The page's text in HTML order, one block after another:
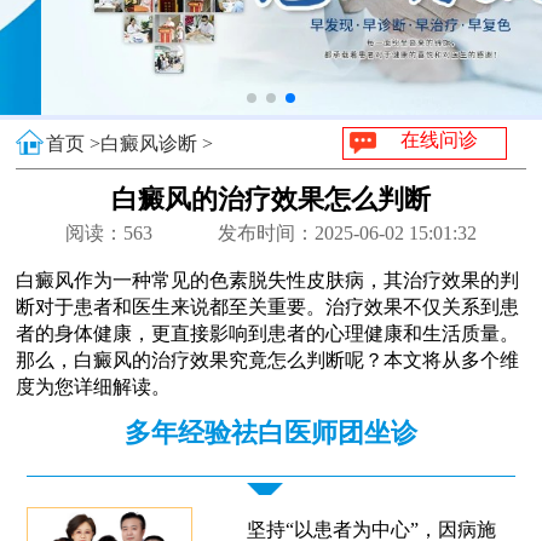
首页 >白癜风诊断 > 在线问诊
白癜风的治疗效果怎么判断
阅读： 563 发布时间：2025-06-02 15:01:32
白癜风作为一种常见的色素脱失性皮肤病，其治疗效果的判
断对于患者和医生来说都至关重要。治疗效果不仅关系到患
者的身体健康，更直接影响到患者的心理健康和生活质量。
那么，白癜风的治疗效果究竟怎么判断呢？本文将从多个维
度为您详细解读。
多年经验祛白医师团坐诊
坚持“以患者为中心”，因病施